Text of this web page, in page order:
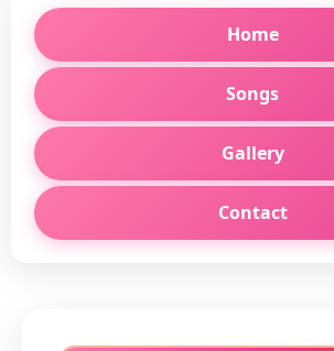
Home
Songs
Gallery
Contact